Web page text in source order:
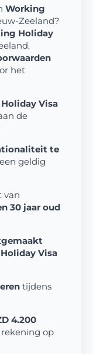
Working
Zeeland?
Holiday
het
Visa
de
te
geldig
van
30 jaar oud
Visa
tijdens
4.200
op